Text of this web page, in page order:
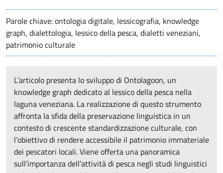
Parole chiave: ontologia digitale, lessicografia, knowledge
graph, dialettologia, lessico della pesca, dialetti veneziani,
patrimonio culturale
L’articolo presenta lo sviluppo di Ontolagoon, un
knowledge graph dedicato al lessico della pesca nella
laguna veneziana. La realizzazione di questo strumento
affronta la sfida della preservazione linguistica in un
contesto di crescente standardizzazione culturale, con
l’obiettivo di rendere accessibile il patrimonio immateriale
dei pescatori locali. Viene offerta una panoramica
sull’importanza dell’attività di pesca negli studi linguistici